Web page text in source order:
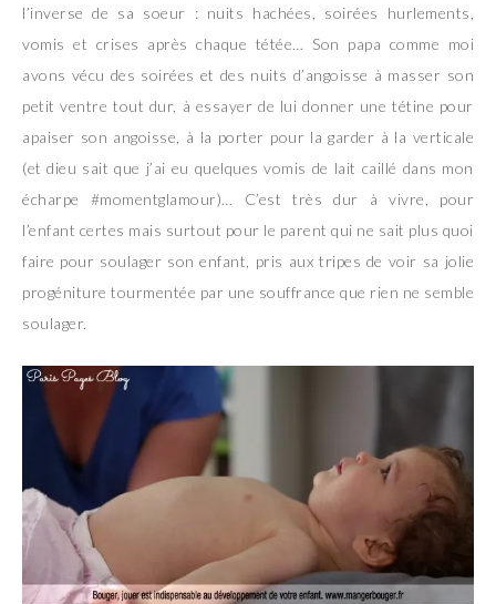
l’inverse de sa soeur : nuits hachées, soirées hurlements,
vomis et crises après chaque tétée… Son papa comme moi
avons vécu des soirées et des nuits d’angoisse à masser son
petit ventre tout dur, à essayer de lui donner une tétine pour
apaiser son angoisse, à la porter pour la garder à la verticale
(et dieu sait que j’ai eu quelques vomis de lait caillé dans mon
écharpe #momentglamour)… C’est très dur à vivre, pour
l’enfant certes mais surtout pour le parent qui ne sait plus quoi
faire pour soulager son enfant, pris aux tripes de voir sa jolie
progéniture tourmentée par une souffrance que rien ne semble
soulager.